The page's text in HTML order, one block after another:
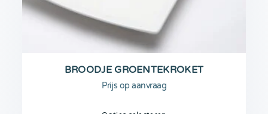
BROODJE GROENTEKROKET
Prijs op aanvraag